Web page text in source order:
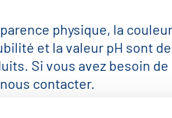
physique, la
et la valeur pH sont
Si vous avez besoin de
contacter.